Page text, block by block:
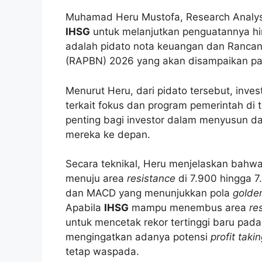
Muhamad Heru Mustofa, Research
IHSG untuk melanjutkan penguatannya
adalah pidato nota keuangan dan
(RAPBN) 2026 yang akan disampaikan
Menurut Heru, dari pidato tersebut,
terkait fokus dan program pemerintah di
penting bagi investor dalam menyusun
mereka ke depan.
Secara teknikal, Heru menjelaskan
menuju area resistance di 7.900 hingga
dan MACD yang menunjukkan pola
Apabila IHSG mampu menembus area
untuk mencetak rekor tertinggi baru
mengingatkan adanya potensi profit
tetap waspada.